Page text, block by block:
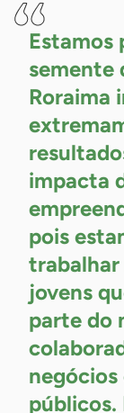
Estamos
semente
Roraima
impacta
pois
trabalhar
jovens
parte do
negócios
públicos.